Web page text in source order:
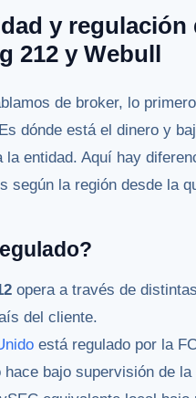
y regulación
212 y Webull
de broker, lo
dónde está el dinero y
la entidad. Aquí hay
según la región desde la
opera a través de
del cliente.
está regulado por la
hace bajo supervisión de la